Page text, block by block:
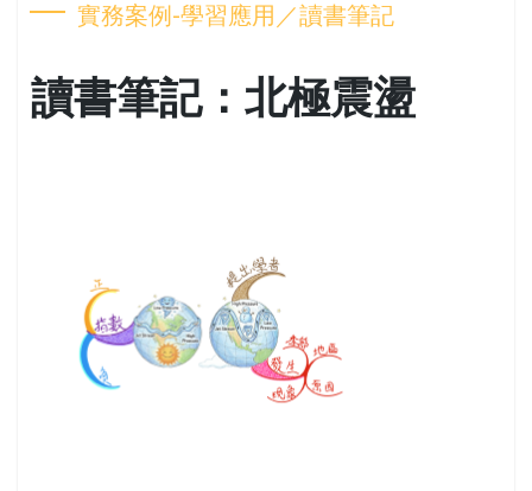
實務案例-學習應用／讀書筆記
讀書筆記：北極震盪